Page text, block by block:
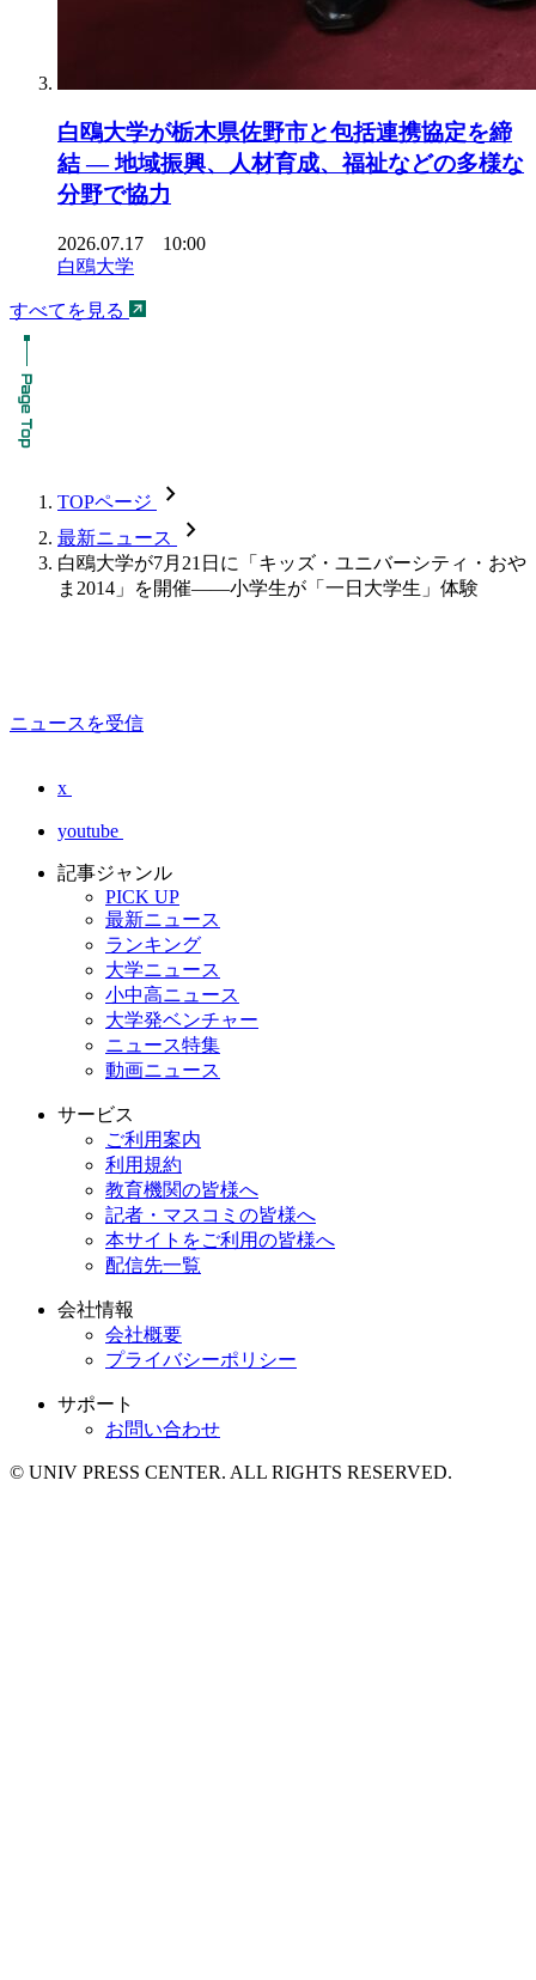
白鴎大学が栃木県佐野市と包括連携協定を締
結 ― 地域振興、人材育成、福祉などの多様な
分野で協力
2026.07.17 10:00
白鴎大学
すべてを見る
TOPページ chevron_forward
最新ニュース chevron_forward
白鴎大学が7月21日に「キッズ・ユニバーシティ・おや
ま2014」を開催――小学生が「一日大学生」体験
ニュースを受信
x
youtube
記事ジャンル
PICK UP
最新ニュース
ランキング
大学ニュース
小中高ニュース
大学発ベンチャー
ニュース特集
動画ニュース
サービス
ご利用案内
利用規約
教育機関の皆様へ
記者・マスコミの皆様へ
本サイトをご利用の皆様へ
配信先一覧
会社情報
会社概要
プライバシーポリシー
サポート
お問い合わせ
© UNIV PRESS CENTER. ALL RIGHTS RESERVED.